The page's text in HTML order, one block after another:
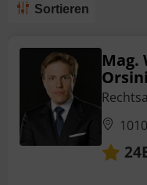
Sortieren
Mag.
24